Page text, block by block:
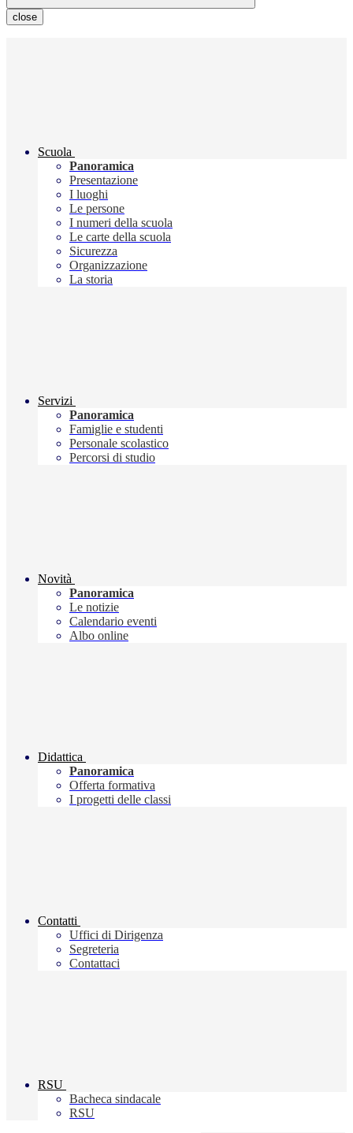
close
Scuola
Panoramica
Presentazione
I luoghi
Le persone
I numeri della scuola
Le carte della scuola
Sicurezza
Organizzazione
La storia
Servizi
Panoramica
Famiglie e studenti
Personale scolastico
Percorsi di studio
Novità
Panoramica
Le notizie
Calendario eventi
Albo online
Didattica
Panoramica
Offerta formativa
I progetti delle classi
Contatti
Uffici di Dirigenza
Segreteria
Contattaci
RSU
Bacheca sindacale
RSU